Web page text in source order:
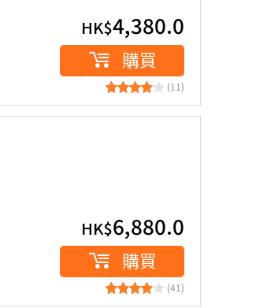
HK$4,380.0
購買
(11)
HK$6,880.0
購買
(41)